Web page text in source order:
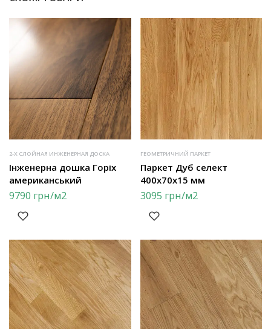
2-Х СЛОЙНАЯ ИНЖЕНЕРНАЯ ДОСКА
Інженерна дошка Горіх
американський
9790 грн/м2
ГЕОМЕТРИЧНИЙ ПАРКЕТ
Паркет Дуб селект
400х70х15 мм
3095 грн/м2